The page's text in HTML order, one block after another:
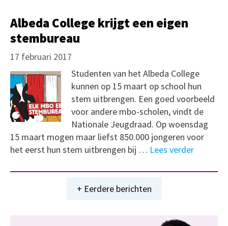
Albeda College krijgt een eigen
stembureau
17 februari 2017
Studenten van het Albeda College
kunnen op 15 maart op school hun
stem uitbrengen. Een goed voorbeeld
voor andere mbo-scholen, vindt de
Nationale Jeugdraad. Op woensdag
15 maart mogen maar liefst 850.000 jongeren voor
het eerst hun stem uitbrengen bij … Lees verder
+ Eerdere berichten